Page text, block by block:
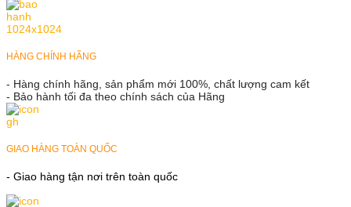
HÀNG CHÍNH HÃNG
- Hàng chính hãng, sản phẩm mới 100%, chất lượng cam kết
- Bảo hành tối đa theo chính sách của Hãng
GIAO HÀNG TOÀN QUỐC
- Giao hàng tận nơi trên toàn quốc